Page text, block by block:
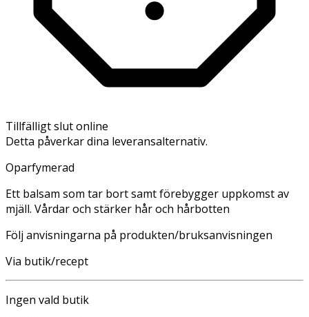
Tillfälligt slut online
Detta påverkar dina leveransalternativ.
Oparfymerad
Ett balsam som tar bort samt förebygger uppkomst av
mjäll. Vårdar och stärker hår och hårbotten
Följ anvisningarna på produkten/bruksanvisningen
Via butik/recept
Ingen vald butik